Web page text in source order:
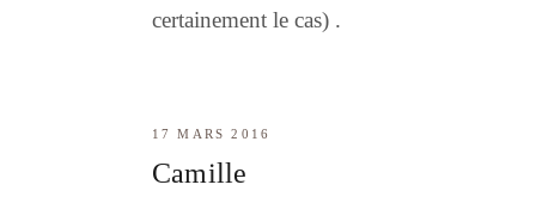
certainement le cas) .
17 MARS 2016
Camille